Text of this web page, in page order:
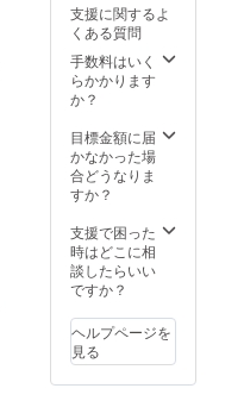
＋【D】
試写＆
監督
トーク
イベン
権
いしま
す♪ ＋
【A】エ
ンド
ロール
＋【B】
渋谷聖
地の
フォト
ニック
なフォ
トフ
レーム
試写＆
監督
トーク
イベン
支援に関するよ
くある質問
手数料はいく
らかかります
か？
目標金額に届
かなかった場
合どうなりま
すか？
支援で困った
時はどこに相
談したらいい
ですか？
ヘルプページを
見る